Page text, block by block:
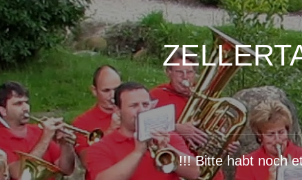
!!! Bitte habt noch